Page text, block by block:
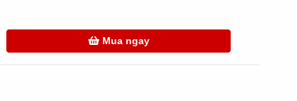
Mua ngay